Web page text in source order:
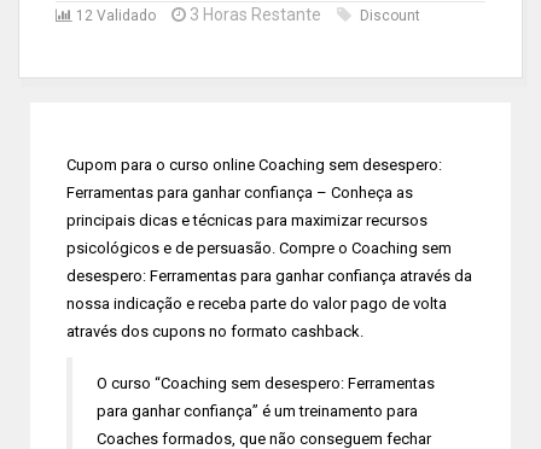
12 Validado 3 Horas Restante Discount
Cupom para o curso online Coaching sem desespero:
Ferramentas para ganhar confiança – Conheça as
principais dicas e técnicas para maximizar recursos
psicológicos e de persuasão. Compre o Coaching sem
desespero: Ferramentas para ganhar confiança através da
nossa indicação e receba parte do valor pago de volta
através dos cupons no formato cashback.
O curso “Coaching sem desespero: Ferramentas
para ganhar confiança” é um treinamento para
Coaches formados, que não conseguem fechar